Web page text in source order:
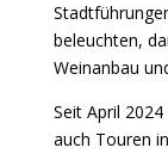
beleuchten,
Weinanbau
Seit April
auch Touren